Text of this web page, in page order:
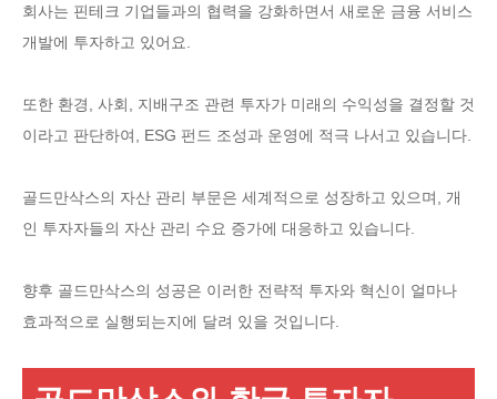
회사는 핀테크 기업들과의 협력을 강화하면서 새로운 금융 서비스
개발에 투자하고 있어요.
또한 환경, 사회, 지배구조 관련 투자가 미래의 수익성을 결정할 것
이라고 판단하여, ESG 펀드 조성과 운영에 적극 나서고 있습니다.
골드만삭스의 자산 관리 부문은 세계적으로 성장하고 있으며, 개
인 투자자들의 자산 관리 수요 증가에 대응하고 있습니다.
향후 골드만삭스의 성공은 이러한 전략적 투자와 혁신이 얼마나
효과적으로 실행되는지에 달려 있을 것입니다.